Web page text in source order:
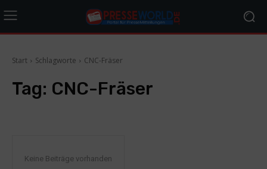
Start Schlagworte CNC-Fräser
Tag: CNC-Fräser
Keine Beiträge vorhanden